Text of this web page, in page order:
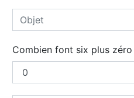
Combien font six plus zéro